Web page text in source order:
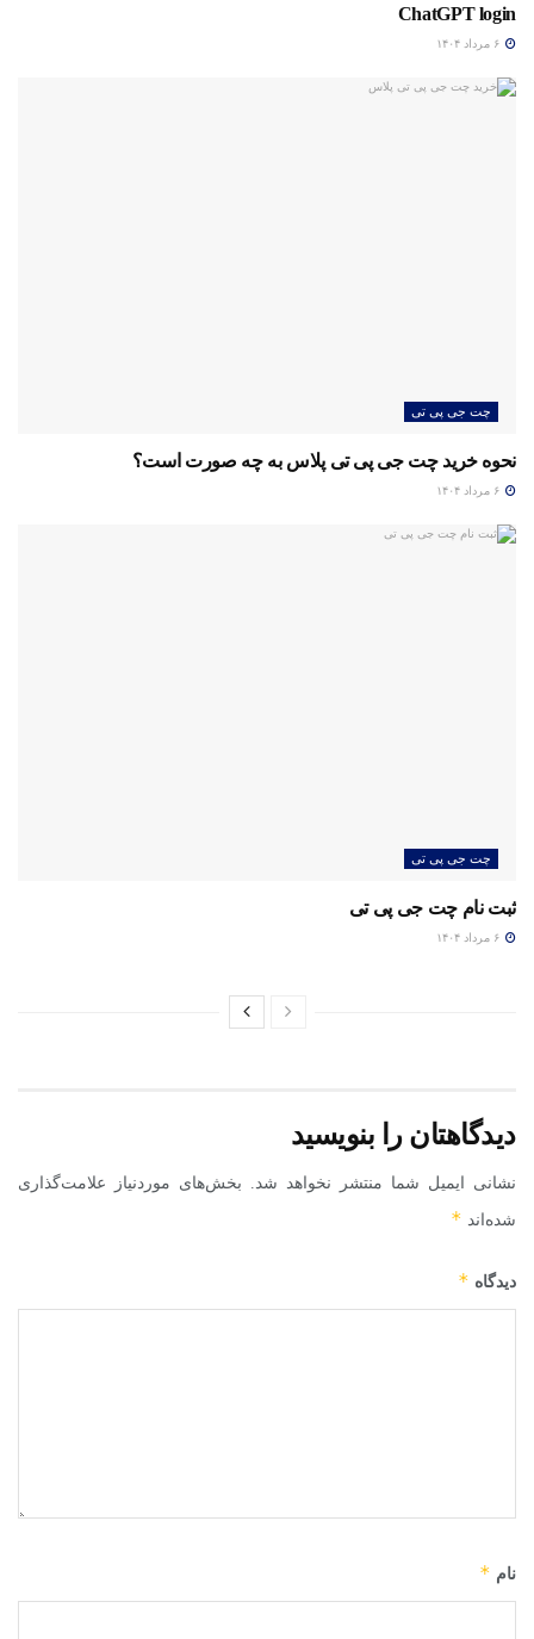
ChatGPT login
چت جی پی تی
نحوه خرید چت جی پی تی پلاس به چه صورت است؟
چت جی پی تی
ثبت نام چت جی پی تی
دیدگاهتان را بنویسید
نشانی ایمیل شما منتشر نخواهد شد. بخش‌های موردنیاز علامت‌گذاری
شده‌اند *
دیدگاه *
نام *